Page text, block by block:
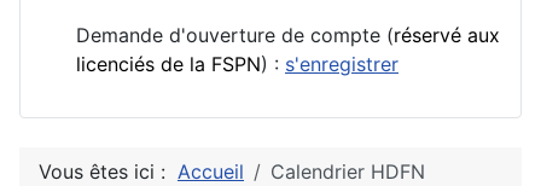
Demande d'ouverture de compte (réservé aux
licenciés de la FSPN) : s'enregistrer
Vous êtes ici : Accueil Calendrier HDFN